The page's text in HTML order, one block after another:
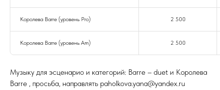
Королева Barre (уровень Pro) 2 500
Королева Barre (уровень Am) 2 500
Музыку для эсценарио и категорий: Barre – duet и Королева
Barre , просьба, направлять paholkova.yana@yandex.ru